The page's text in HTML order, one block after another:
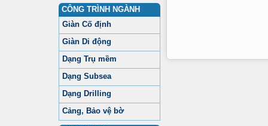
CÔNG TRÌNH NGÀNH
Giàn Cố định
Giàn Di động
Dạng Trụ mềm
Dạng Subsea
Dạng Drilling
Cảng, Bảo vệ bờ